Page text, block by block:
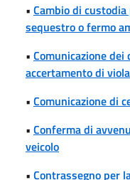
• Cambio di
sequestro o fermo
• Comunicazione
accertamento di
• Comunicazione di
• Conferma di
veicolo
• Contrassegno per